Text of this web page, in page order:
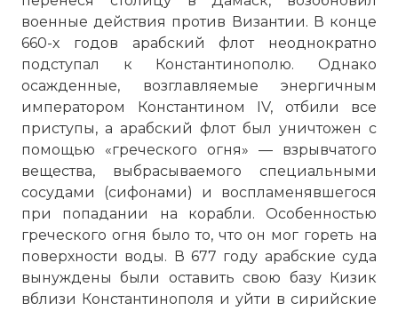
военные действия против Византии. В конце
660-х годов арабский флот неоднократно
подступал к Константинополю. Однако
осажденные, возглавляемые энергичным
императором Константином IV, отбили все
приступы, а арабский флот был уничтожен с
помощью «греческого огня» — взрывчатого
вещества, выбрасываемого специальными
сосудами (сифонами) и воспламенявшегося
при попадании на корабли. Особенностью
греческого огня было то, что он мог гореть на
поверхности воды. В 677 году арабские суда
вынуждены были оставить свою базу Кизик
вблизи Константинополя и уйти в сирийские